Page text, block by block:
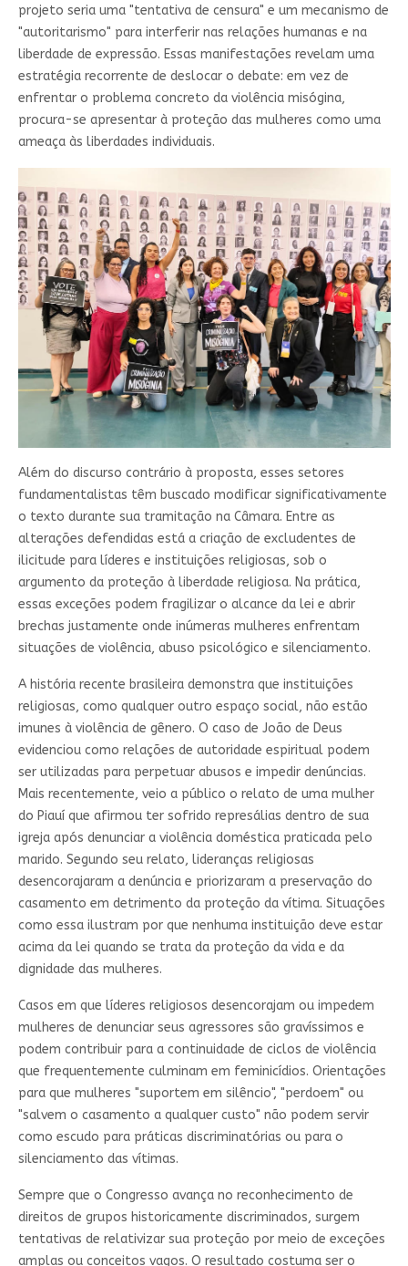
projeto seria uma "tentativa de censura" e um mecanismo de
"autoritarismo" para interferir nas relações humanas e na
liberdade de expressão. Essas manifestações revelam uma
estratégia recorrente de deslocar o debate: em vez de
enfrentar o problema concreto da violência misógina,
procura-se apresentar à proteção das mulheres como uma
ameaça às liberdades individuais.
Além do discurso contrário à proposta, esses setores
fundamentalistas têm buscado modificar significativamente
o texto durante sua tramitação na Câmara. Entre as
alterações defendidas está a criação de excludentes de
ilicitude para líderes e instituições religiosas, sob o
argumento da proteção à liberdade religiosa. Na prática,
essas exceções podem fragilizar o alcance da lei e abrir
brechas justamente onde inúmeras mulheres enfrentam
situações de violência, abuso psicológico e silenciamento.
A história recente brasileira demonstra que instituições
religiosas, como qualquer outro espaço social, não estão
imunes à violência de gênero. O caso de João de Deus
evidenciou como relações de autoridade espiritual podem
ser utilizadas para perpetuar abusos e impedir denúncias.
Mais recentemente, veio a público o relato de uma mulher
do Piauí que afirmou ter sofrido represálias dentro de sua
igreja após denunciar a violência doméstica praticada pelo
marido. Segundo seu relato, lideranças religiosas
desencorajaram a denúncia e priorizaram a preservação do
casamento em detrimento da proteção da vítima. Situações
como essa ilustram por que nenhuma instituição deve estar
acima da lei quando se trata da proteção da vida e da
dignidade das mulheres.
Casos em que líderes religiosos desencorajam ou impedem
mulheres de denunciar seus agressores são gravíssimos e
podem contribuir para a continuidade de ciclos de violência
que frequentemente culminam em feminicídios. Orientações
para que mulheres "suportem em silêncio", "perdoem" ou
"salvem o casamento a qualquer custo" não podem servir
como escudo para práticas discriminatórias ou para o
silenciamento das vítimas.
Sempre que o Congresso avança no reconhecimento de
direitos de grupos historicamente discriminados, surgem
tentativas de relativizar sua proteção por meio de exceções
amplas ou conceitos vagos. O resultado costuma ser o